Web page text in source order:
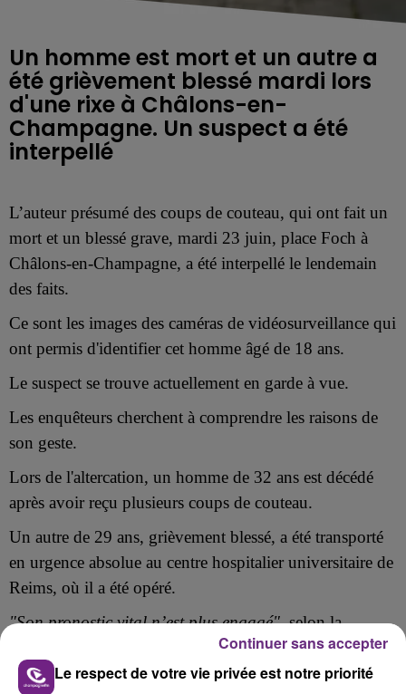
Un homme est mort et un autre a
été grièvement blessé mardi lors
d'une rixe à Châlons-en-
Champagne. Un suspect a été
interpellé
L’auteur présumé des coups de couteau, qui ont fait un
mort et un blessé grave, mardi 23 juin, place Foch à
Châlons-en-Champagne, a été interpellé le lendemain
des faits.
Ce sont les images des caméras de vidéosurveillance qui
ont permis d'identifier cet homme âgé de 18 ans.
Le suspect se trouve actuellement en garde à vue.
Les enquêteurs cherchent à comprendre les raisons de
son geste.
Lors de l'altercation, un homme de 32 ans est décédé
après avoir reçu plusieurs coups de couteau.
Un autre de 29 ans, grièvement blessé, a été transporté
en urgence absolue au centre hospitalier universitaire de
Reims, où il a été opéré.
"Son pronostic vital n’est plus engagé",selonla
procureure de la République, Annick Browne,
interrogée par nos confrères deL’Union .
Le respect de votre vie privée est notre priorité
Continuer sans accepter